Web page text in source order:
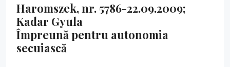
Haromszek, nr. 5786-22.09.2009;
Kadar Gyula
Împreună pentru autonomia
secuiască